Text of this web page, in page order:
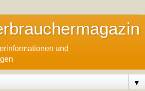
und
▼